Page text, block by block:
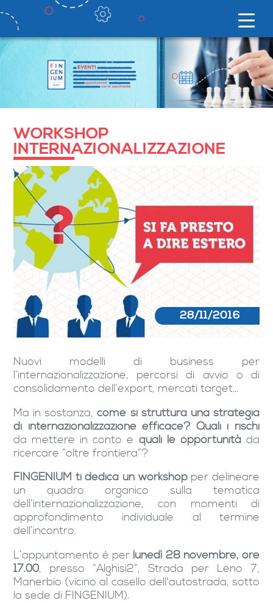
WORKSHOP
INTERNAZIONALIZZAZIONE
28/11/2016
Nuovi modelli di business per
l’internazionalizzazione, percorsi di avvio o di
consolidamento dell’export, mercati target…
Ma in sostanza,come si struttura una strategia
di internazionalizzazione efficace? Quali i rischi
da mettere in conto e quali le opportunità da
ricercare “oltre frontiera”?
FINGENIUM ti dedica un workshop per delineare
un quadro organico sulla tematica
dell’internazionalizzazione, con momenti di
approfondimento individuale al termine
dell’incontro.
L’appuntamento è per lunedì 28 novembre, ore
17.00, presso “Alghisi2”, Strada per Leno 7,
Manerbio (vicino al casello dell'autostrada, sotto
la sede di FINGENIUM).